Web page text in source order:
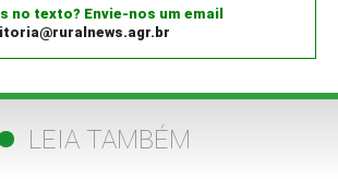
no texto? Envie-nos um email
LEIA TAMBÉM